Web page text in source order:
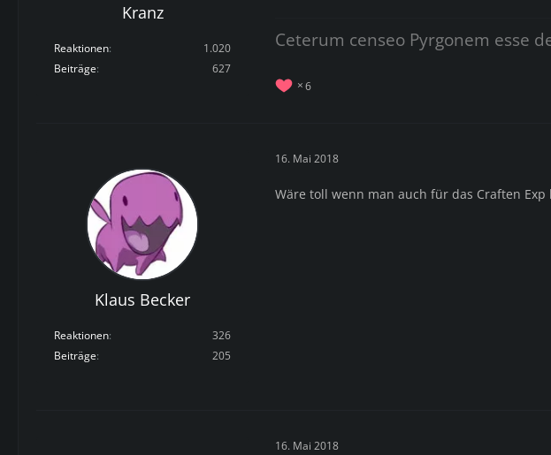
Kranz
Reaktionen
1.020
Beiträge
627
Ceterum censeo Pyrgonem esse
6
Klaus Becker
Reaktionen
326
Beiträge
205
16. Mai 2018
Wäre toll wenn man auch für das Craften Exp
16. Mai 2018